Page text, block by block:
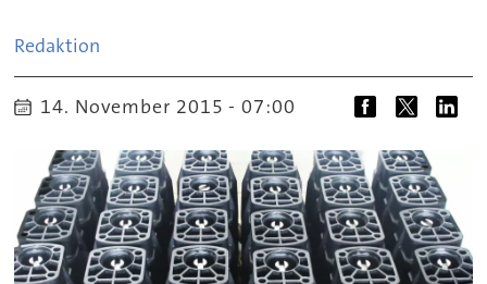
Redaktion
14. November 2015 - 07:00